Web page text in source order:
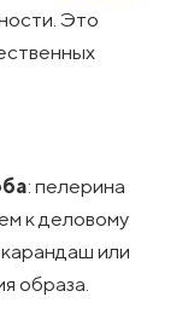
Это
: пелерина
к деловому
или
образа.